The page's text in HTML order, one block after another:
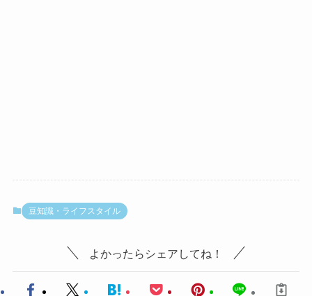
豆知識・ライフスタイル
よかったらシェアしてね！